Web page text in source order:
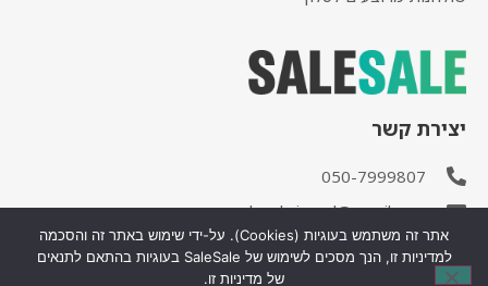
יצירת קשר
050-7999807
salesale.israel@gmail.com
אתר זה משתמש בעוגיות (Cookies). על-ידי שימוש באתר זה והסכמה
למדיניות זו, הנך מסכים לשימוש של SaleSale בעוגיות בהתאם לתנאים
של מדיניות זו.